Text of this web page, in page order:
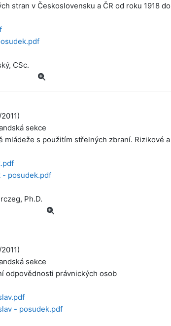
stran v Československu a ČR od roku 1918
CSc.
sekce
mládeže s použitím střelných zbraní. Rizikové
- posudek.pdf
Ph.D.
sekce
odpovědnosti právnických osob
- posudek.pdf